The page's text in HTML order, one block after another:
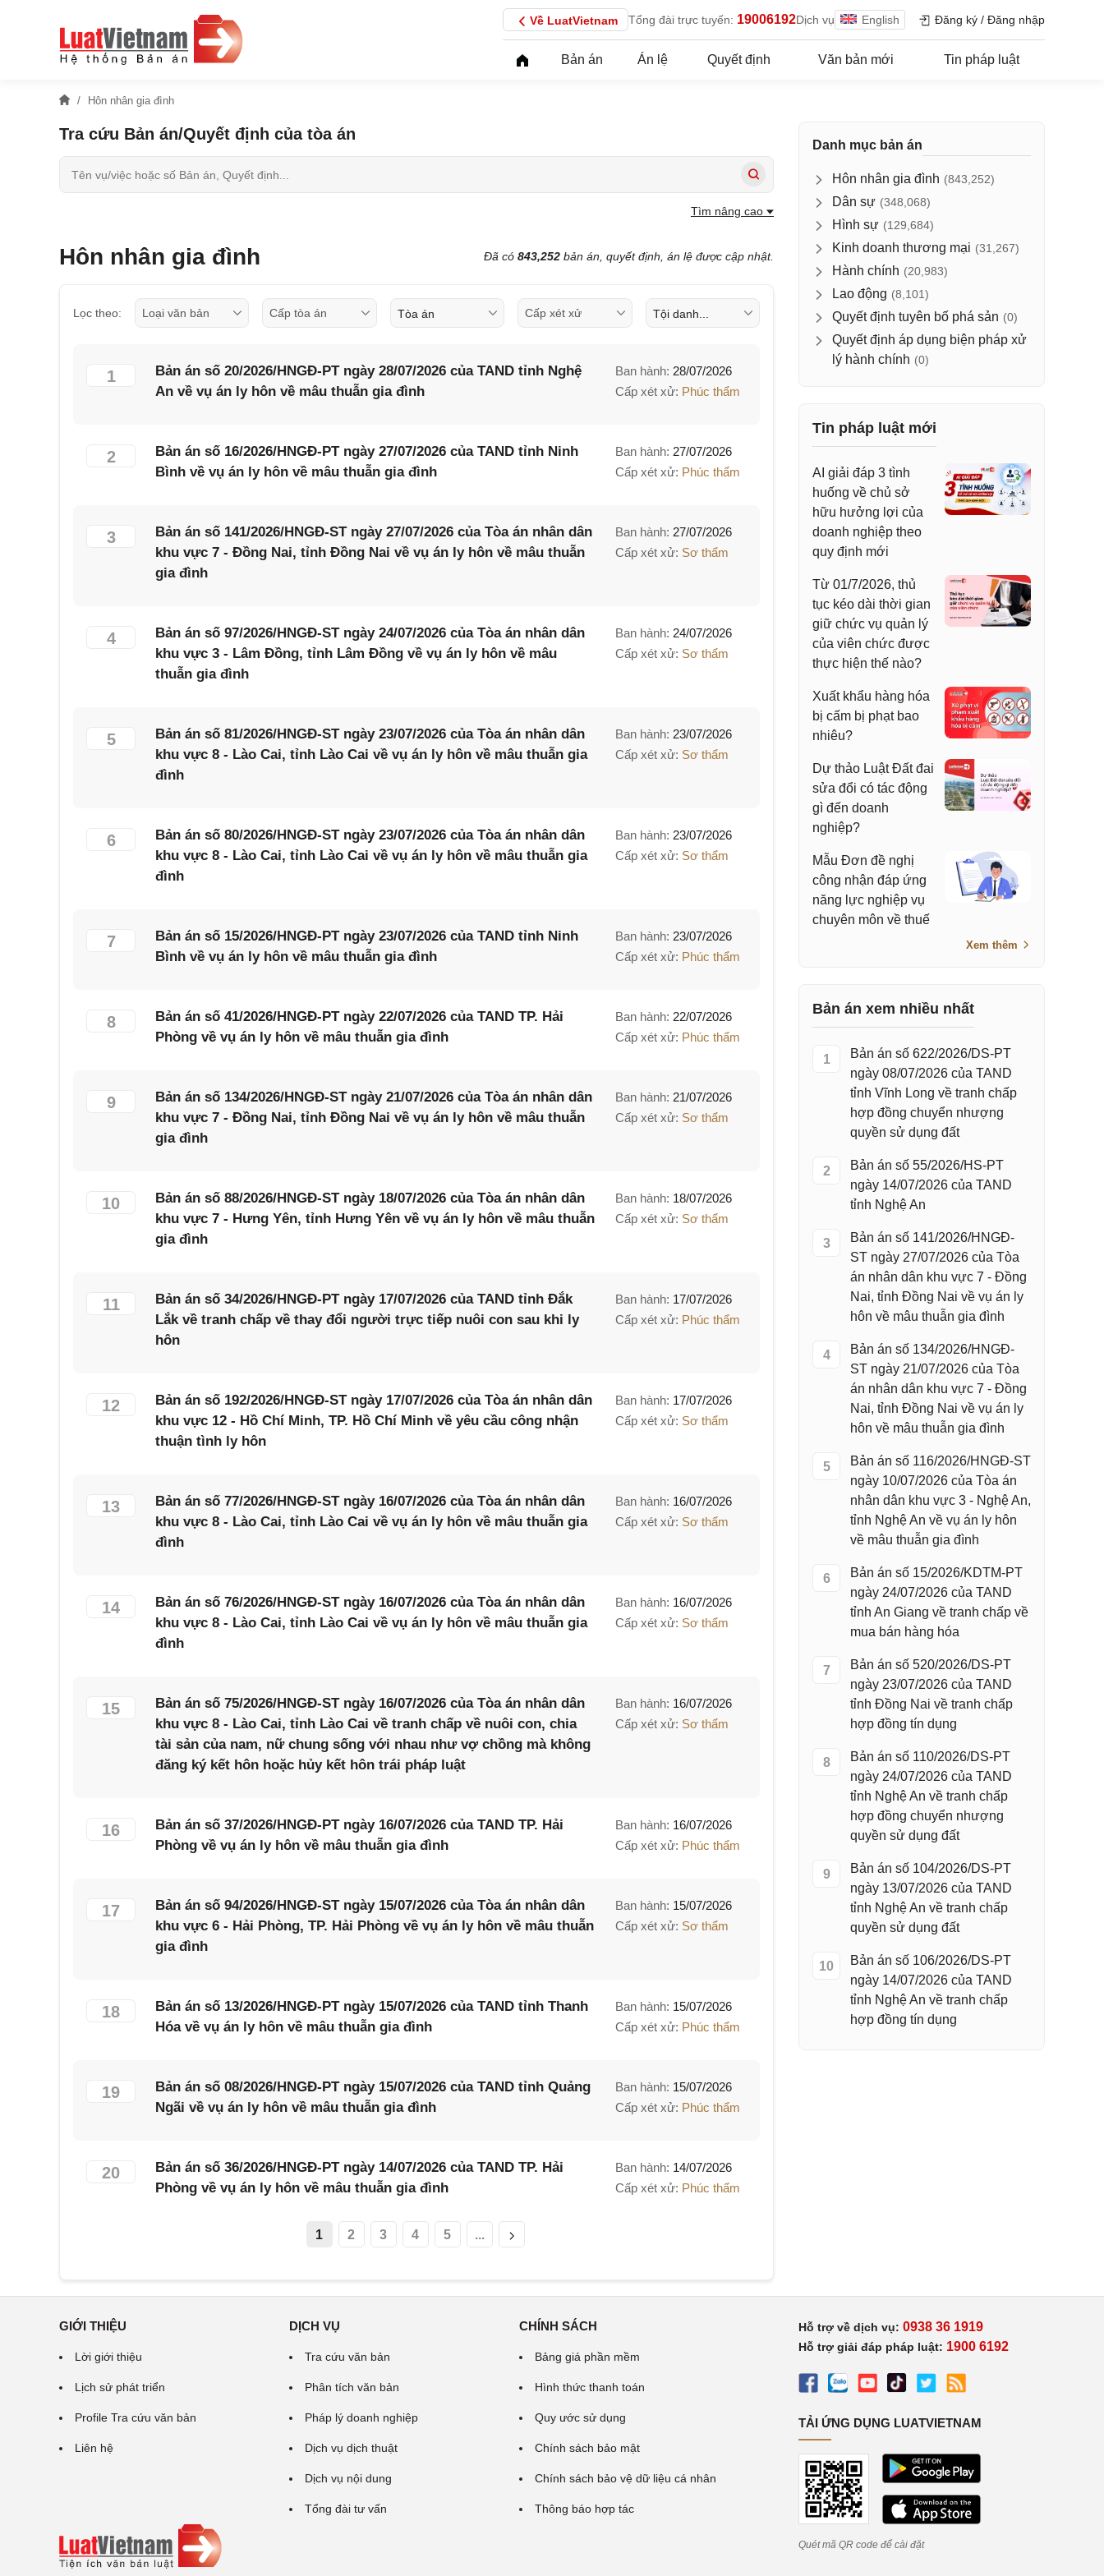
Về LuatVietnam Tổng đài trực tuyến: 19006192Dịch vụ English Đăng ký / Đăng nhập
Bản án Án lệ Quyết định Văn bản mới Tin pháp luật
Hôn nhân gia đình
Tra cứu Bản án/Quyết định của tòa án
Tìm nâng cao
Hôn nhân gia đình Đã có 843,252 bản án, quyết định, án lệ được cập nhật.
Lọc theo: Tòa án Tội danh...
1
Bản án số 20/2026/HNGĐ-PT ngày 28/07/2026 của TAND tỉnh Nghệ
An về vụ án ly hôn về mâu thuẫn gia đình
Ban hành: 28/07/2026
Cấp xét xử: Phúc thẩm
2
Bản án số 16/2026/HNGĐ-PT ngày 27/07/2026 của TAND tỉnh Ninh
Bình về vụ án ly hôn về mâu thuẫn gia đình
Ban hành: 27/07/2026
Cấp xét xử: Phúc thẩm
3
Bản án số 141/2026/HNGĐ-ST ngày 27/07/2026 của Tòa án nhân dân
khu vực 7 - Đồng Nai, tỉnh Đồng Nai về vụ án ly hôn về mâu thuẫn
gia đình
Ban hành: 27/07/2026
Cấp xét xử: Sơ thẩm
4
Bản án số 97/2026/HNGĐ-ST ngày 24/07/2026 của Tòa án nhân dân
khu vực 3 - Lâm Đồng, tỉnh Lâm Đồng về vụ án ly hôn về mâu
thuẫn gia đình
Ban hành: 24/07/2026
Cấp xét xử: Sơ thẩm
5
Bản án số 81/2026/HNGĐ-ST ngày 23/07/2026 của Tòa án nhân dân
khu vực 8 - Lào Cai, tỉnh Lào Cai về vụ án ly hôn về mâu thuẫn gia
đình
Ban hành: 23/07/2026
Cấp xét xử: Sơ thẩm
6
Bản án số 80/2026/HNGĐ-ST ngày 23/07/2026 của Tòa án nhân dân
khu vực 8 - Lào Cai, tỉnh Lào Cai về vụ án ly hôn về mâu thuẫn gia
đình
Ban hành: 23/07/2026
Cấp xét xử: Sơ thẩm
7
Bản án số 15/2026/HNGĐ-PT ngày 23/07/2026 của TAND tỉnh Ninh
Bình về vụ án ly hôn về mâu thuẫn gia đình
Ban hành: 23/07/2026
Cấp xét xử: Phúc thẩm
8
Bản án số 41/2026/HNGĐ-PT ngày 22/07/2026 của TAND TP. Hải
Phòng về vụ án ly hôn về mâu thuẫn gia đình
Ban hành: 22/07/2026
Cấp xét xử: Phúc thẩm
9
Bản án số 134/2026/HNGĐ-ST ngày 21/07/2026 của Tòa án nhân dân
khu vực 7 - Đồng Nai, tỉnh Đồng Nai về vụ án ly hôn về mâu thuẫn
gia đình
Ban hành: 21/07/2026
Cấp xét xử: Sơ thẩm
10
Bản án số 88/2026/HNGĐ-ST ngày 18/07/2026 của Tòa án nhân dân
khu vực 7 - Hưng Yên, tỉnh Hưng Yên về vụ án ly hôn về mâu thuẫn
gia đình
Ban hành: 18/07/2026
Cấp xét xử: Sơ thẩm
11
Bản án số 34/2026/HNGĐ-PT ngày 17/07/2026 của TAND tỉnh Đắk
Lắk về tranh chấp về thay đổi người trực tiếp nuôi con sau khi ly
hôn
Ban hành: 17/07/2026
Cấp xét xử: Phúc thẩm
12
Bản án số 192/2026/HNGĐ-ST ngày 17/07/2026 của Tòa án nhân dân
khu vực 12 - Hồ Chí Minh, TP. Hồ Chí Minh về yêu cầu công nhận
thuận tình ly hôn
Ban hành: 17/07/2026
Cấp xét xử: Sơ thẩm
13
Bản án số 77/2026/HNGĐ-ST ngày 16/07/2026 của Tòa án nhân dân
khu vực 8 - Lào Cai, tỉnh Lào Cai về vụ án ly hôn về mâu thuẫn gia
đình
Ban hành: 16/07/2026
Cấp xét xử: Sơ thẩm
14
Bản án số 76/2026/HNGĐ-ST ngày 16/07/2026 của Tòa án nhân dân
khu vực 8 - Lào Cai, tỉnh Lào Cai về vụ án ly hôn về mâu thuẫn gia
đình
Ban hành: 16/07/2026
Cấp xét xử: Sơ thẩm
15
Bản án số 75/2026/HNGĐ-ST ngày 16/07/2026 của Tòa án nhân dân
khu vực 8 - Lào Cai, tỉnh Lào Cai về tranh chấp về nuôi con, chia
tài sản của nam, nữ chung sống với nhau như vợ chồng mà không
đăng ký kết hôn hoặc hủy kết hôn trái pháp luật
Ban hành: 16/07/2026
Cấp xét xử: Sơ thẩm
16
Bản án số 37/2026/HNGĐ-PT ngày 16/07/2026 của TAND TP. Hải
Phòng về vụ án ly hôn về mâu thuẫn gia đình
Ban hành: 16/07/2026
Cấp xét xử: Phúc thẩm
17
Bản án số 94/2026/HNGĐ-ST ngày 15/07/2026 của Tòa án nhân dân
khu vực 6 - Hải Phòng, TP. Hải Phòng về vụ án ly hôn về mâu thuẫn
gia đình
Ban hành: 15/07/2026
Cấp xét xử: Sơ thẩm
18
Bản án số 13/2026/HNGĐ-PT ngày 15/07/2026 của TAND tỉnh Thanh
Hóa về vụ án ly hôn về mâu thuẫn gia đình
Ban hành: 15/07/2026
Cấp xét xử: Phúc thẩm
19
Bản án số 08/2026/HNGĐ-PT ngày 15/07/2026 của TAND tỉnh Quảng
Ngãi về vụ án ly hôn về mâu thuẫn gia đình
Ban hành: 15/07/2026
Cấp xét xử: Phúc thẩm
20
Bản án số 36/2026/HNGĐ-PT ngày 14/07/2026 của TAND TP. Hải
Phòng về vụ án ly hôn về mâu thuẫn gia đình
Ban hành: 14/07/2026
Cấp xét xử: Phúc thẩm
1 2 3 4 5 ...
Danh mục bản án
Hôn nhân gia đình (843,252)
Dân sự (348,068)
Hình sự (129,684)
Kinh doanh thương mại (31,267)
Hành chính (20,983)
Lao động (8,101)
Quyết định tuyên bố phá sản (0)
Quyết định áp dụng biện pháp xử
lý hành chính (0)
Tin pháp luật mới
AI giải đáp 3 tình
huống về chủ sở
hữu hưởng lợi của
doanh nghiệp theo
quy định mới
Từ 01/7/2026, thủ
tục kéo dài thời gian
giữ chức vụ quản lý
của viên chức được
thực hiện thế nào?
Xuất khẩu hàng hóa
bị cấm bị phạt bao
nhiêu?
Dự thảo Luật Đất đai
sửa đổi có tác động
gì đến doanh
nghiệp?
Mẫu Đơn đề nghị
công nhận đáp ứng
năng lực nghiệp vụ
chuyên môn về thuế
Xem thêm
Bản án xem nhiều nhất
1
Bản án số 622/2026/DS-PT
ngày 08/07/2026 của TAND
tỉnh Vĩnh Long về tranh chấp
hợp đồng chuyển nhượng
quyền sử dụng đất
2
Bản án số 55/2026/HS-PT
ngày 14/07/2026 của TAND
tỉnh Nghệ An
3
Bản án số 141/2026/HNGĐ-
ST ngày 27/07/2026 của Tòa
án nhân dân khu vực 7 - Đồng
Nai, tỉnh Đồng Nai về vụ án ly
hôn về mâu thuẫn gia đình
4
Bản án số 134/2026/HNGĐ-
ST ngày 21/07/2026 của Tòa
án nhân dân khu vực 7 - Đồng
Nai, tỉnh Đồng Nai về vụ án ly
hôn về mâu thuẫn gia đình
5
Bản án số 116/2026/HNGĐ-ST
ngày 10/07/2026 của Tòa án
nhân dân khu vực 3 - Nghệ An,
tỉnh Nghệ An về vụ án ly hôn
về mâu thuẫn gia đình
6
Bản án số 15/2026/KDTM-PT
ngày 24/07/2026 của TAND
tỉnh An Giang về tranh chấp về
mua bán hàng hóa
7
Bản án số 520/2026/DS-PT
ngày 23/07/2026 của TAND
tỉnh Đồng Nai về tranh chấp
hợp đồng tín dụng
8
Bản án số 110/2026/DS-PT
ngày 24/07/2026 của TAND
tỉnh Nghệ An về tranh chấp
hợp đồng chuyển nhượng
quyền sử dụng đất
9
Bản án số 104/2026/DS-PT
ngày 13/07/2026 của TAND
tỉnh Nghệ An về tranh chấp
quyền sử dụng đất
10
Bản án số 106/2026/DS-PT
ngày 14/07/2026 của TAND
tỉnh Nghệ An về tranh chấp
hợp đồng tín dụng
GIỚI THIỆU
Lời giới thiệu
Lịch sử phát triển
Profile Tra cứu văn bản
Liên hệ
DỊCH VỤ
Tra cứu văn bản
Phân tích văn bản
Pháp lý doanh nghiệp
Dịch vụ dịch thuật
Dịch vụ nội dung
Tổng đài tư vấn
CHÍNH SÁCH
Bảng giá phần mềm
Hình thức thanh toán
Quy ước sử dụng
Chính sách bảo mật
Chính sách bảo vệ dữ liệu cá nhân
Thông báo hợp tác
Hỗ trợ về dịch vụ: 0938 36 1919
Hỗ trợ giải đáp pháp luật: 1900 6192
TẢI ỨNG DỤNG LUATVIETNAM
Quét mã QR code để cài đặt